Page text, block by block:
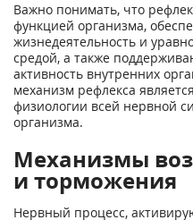
Важно понимать, что
функцией организма,
жизнедеятельность и
средой, а также
активность внутренних
механизм рефлекса
физиологии всей нервной
организма.
Механизмы
и торможения
Нервный процесс,